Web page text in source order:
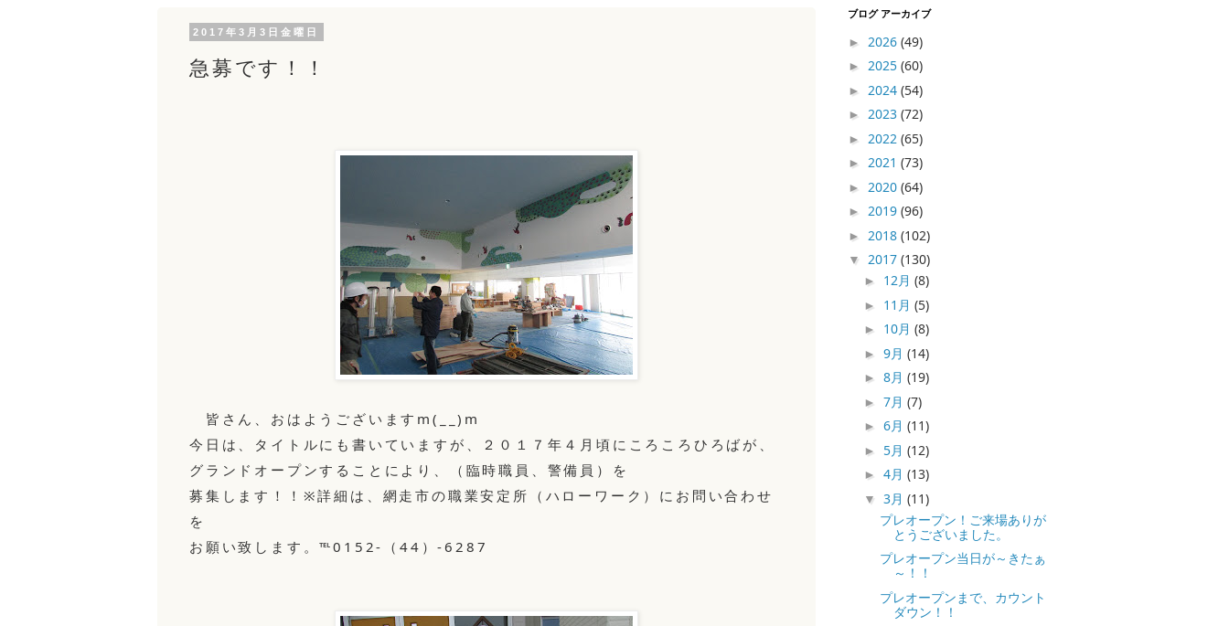
2017年3月3日金曜日
急募です！！
皆さん、おはようございますm(__)m
今日は、タイトルにも書いていますが、２０１７年４月頃にころころひろばが、
グランドオープンすることにより、（臨時職員、警備員）を
募集します！！※詳細は、網走市の職業安定所（ハローワーク）にお問い合わせ
を
お願い致します。℡0152-（44）-6287
ブログ アーカイブ
► 2026 (49)
► 2025 (60)
► 2024 (54)
► 2023 (72)
► 2022 (65)
► 2021 (73)
► 2020 (64)
► 2019 (96)
► 2018 (102)
▼ 2017 (130)
► 12月 (8)
► 11月 (5)
► 10月 (8)
► 9月 (14)
► 8月 (19)
► 7月 (7)
► 6月 (11)
► 5月 (12)
► 4月 (13)
▼ 3月 (11)
プレオープン！ご来場ありが
とうございました。
プレオープン当日が～きたぁ
～！！
プレオープンまで、カウント
ダウン！！